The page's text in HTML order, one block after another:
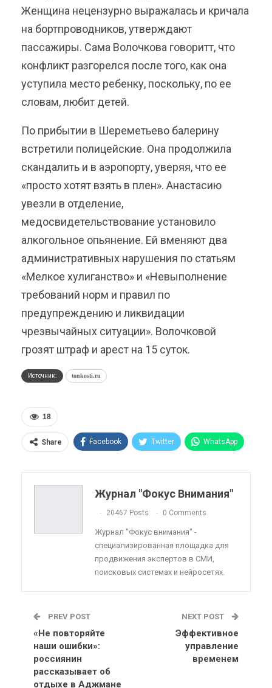
Женщина нецензурно выражалась и кричала
на бортпроводников, утверждают
пассажиры. Сама Волочкова говоритт, что
конфликт разгорелся после того, как она
уступила место ребенку, поскольку, по ее
словам, любит детей.
По прибытии в Шереметьево балерину
встретили полицейские. Она продолжила
скандалить и в аэропорту, уверяя, что ее
«просто хотят взять в плен». Анастасию
увезли в отделение,
медосвидетельствование установило
алкогольное опьянение. Ей вменяют два
административных нарушения по статьям
«Мелкое хулиганство» и «Невыполнение
требований норм и правил по
предупреждению и ликвидации
чрезвычайных ситуации». Волочковой
грозят штраф и арест на 15 суток.
Источник: tonkosti.ru
18
Share Facebook Twitter WhatsApp
Telegram VK Viber
Linkedin Tumblr
Журнал "Фокус Внимания"
20467 Posts 0 Comments
Журнал "Фокус внимания" -
специализированная площадка для
продвижения экспертов в СМИ,
поисковых системах и нейросетях.
PREV POST
«Не повторяйте
наши ошибки»:
россиянин
рассказывает об
отдыхе в Аджмане
NEXT POST
Эффективное
управление
временем